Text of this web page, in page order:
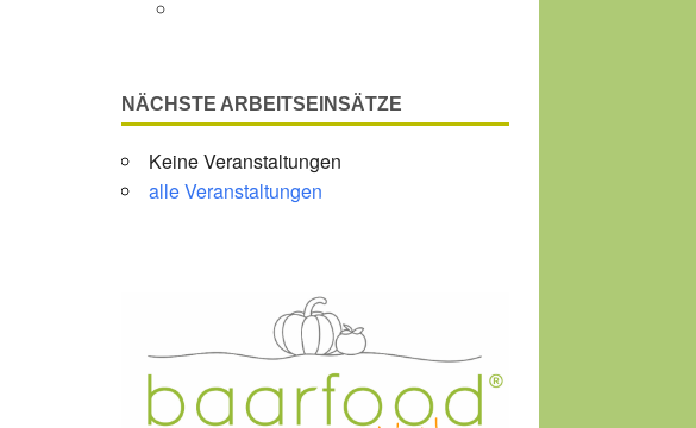
NÄCHSTE ARBEITSEINSÄTZE
Keine Veranstaltungen
alle Veranstaltungen